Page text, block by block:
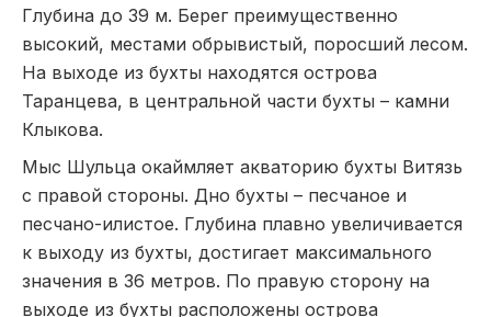
Глубина до 39 м. Берег преимущественно
высокий, местами обрывистый, поросший лесом.
На выходе из бухты находятся острова
Таранцева, в центральной части бухты – камни
Клыкова.
Мыс Шульца окаймляет акваторию бухты Витязь
с правой стороны. Дно бухты – песчаное и
песчано-илистое. Глубина плавно увеличивается
к выходу из бухты, достигает максимального
значения в 36 метров. По правую сторону на
выходе из бухты расположены острова